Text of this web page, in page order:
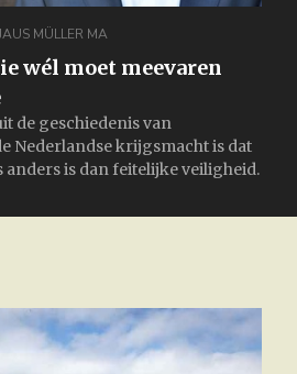
MÜLLER MA
wél moet meevaren
de geschiedenis van
Nederlandse krijgsmacht is dat
is dan feitelijke veiligheid.